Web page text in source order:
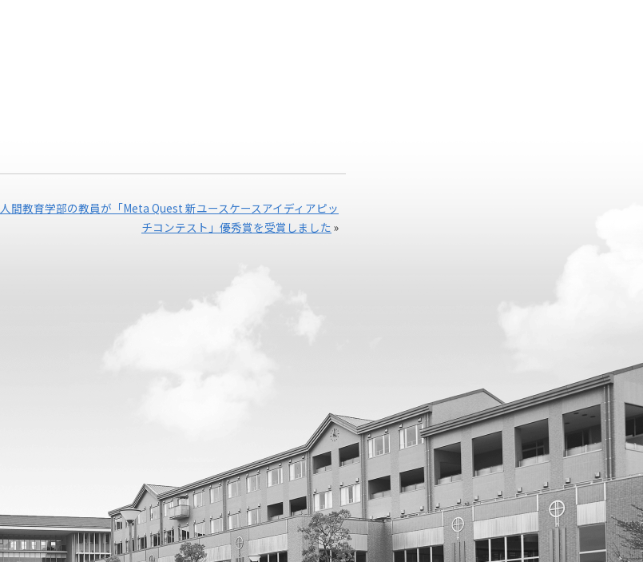
人間教育学部の教員が「Meta Quest 新ユースケースアイディアピッ
チコンテスト」優秀賞を受賞しました »